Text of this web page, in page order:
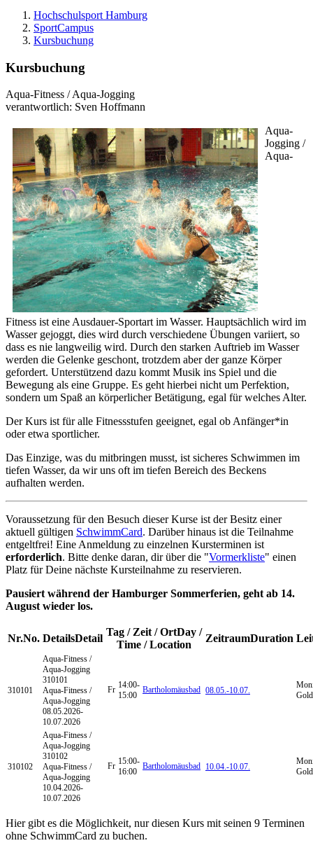
Hochschulsport Hamburg
SportCampus
Kursbuchung
Kursbuchung
Aqua-Fitness / Aqua-Jogging
verantwortlich: Sven Hoffmann
Aqua-
Jogging /
Aqua-
Fitness ist eine Ausdauer-Sportart im Wasser. Hauptsächlich wird im
Wasser gejoggt, dies wird durch verschiedene Übungen variiert, so
dass es nie langweilig wird. Durch den starken Auftrieb im Wasser
werden die Gelenke geschont, trotzdem aber der ganze Körper
gefordert. Unterstützend dazu kommt Musik ins Spiel und die
Bewegung als eine Gruppe. Es geht hierbei nicht um Perfektion,
sondern um Spaß an körperlicher Betätigung, egal für welches Alter.
Der Kurs ist für alle Fitnessstufen geeignet, egal ob Anfänger*in
oder etwa sportlicher.
Das Einzige, was du mitbringen musst, ist sicheres Schwimmen im
tiefen Wasser, da wir uns oft im tiefen Bereich des Beckens
aufhalten werden.
Voraussetzung für den Besuch dieser Kurse ist der Besitz einer
aktuell gültigen SchwimmCard. Darüber hinaus ist die Teilnahme
entgeltfrei! Eine Anmeldung zu einzelnen Kursterminen ist
erforderlich. Bitte denke daran, dir über die "Vormerkliste" einen
Platz für Deine nächste Kursteilnahme zu reservieren.
Pausiert während der Hamburger Sommerferien, geht ab 14.
August wieder los.
Nr.No. DetailsDetail
Tag / Zeit / OrtDay /
Time / Location
ZeitraumDuration
310101
Aqua-Fitness /
Aqua-Jogging
310101
Aqua-Fitness /
Aqua-Jogging
08.05.2026-
10.07.2026
Fr 14:00-
15:00
Bartholomäusbad 08.05.-10.07.
310102
Aqua-Fitness /
Aqua-Jogging
310102
Aqua-Fitness /
Aqua-Jogging
10.04.2026-
10.07.2026
Fr 15:00-
16:00
Bartholomäusbad 10.04.-10.07.
Hier gibt es die Möglichkeit, nur diesen Kurs mit seinen 9 Terminen
ohne SchwimmCard zu buchen.